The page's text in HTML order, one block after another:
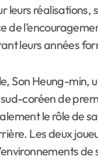
leurs réalisations,
de
leurs années
Son Heung-min,
coréen de
le rôle de
Les deux
de